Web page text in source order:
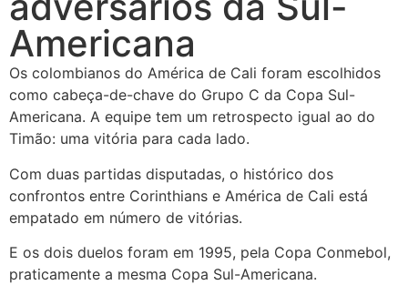
Americana
Os colombianos do América de Cali foram escolhidos
como cabeça-de-chave do Grupo C da Copa Sul-
Americana. A equipe tem um retrospecto igual ao do
Timão: uma vitória para cada lado.
Com duas partidas disputadas, o histórico dos
confrontos entre Corinthians e América de Cali está
empatado em número de vitórias.
E os dois duelos foram em 1995, pela Copa Conmebol,
praticamente a mesma Copa Sul-Americana.